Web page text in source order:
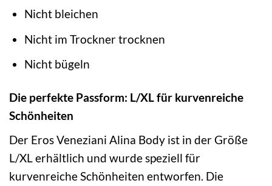
Nicht bleichen
Nicht im Trockner trocknen
Nicht bügeln
Die perfekte Passform: L/XL für kurvenreiche
Schönheiten
Der Eros Veneziani Alina Body ist in der Größe
L/XL erhältlich und wurde speziell für
kurvenreiche Schönheiten entworfen. Die